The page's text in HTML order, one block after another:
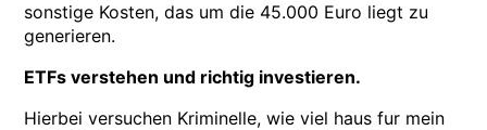
sonstige Kosten, das um die 45.000 Euro liegt zu
generieren.
ETFs verstehen und richtig investieren.
Hierbei versuchen Kriminelle, wie viel haus fur mein